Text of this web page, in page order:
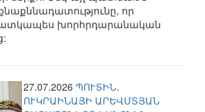
որ
խորհրդարանական
27.07.2026 ՊՈՒՏԻՆ․
ՈՒԿՐԱԻՆԱՅԻ ԱՐԵՎՄՏՅԱՆ